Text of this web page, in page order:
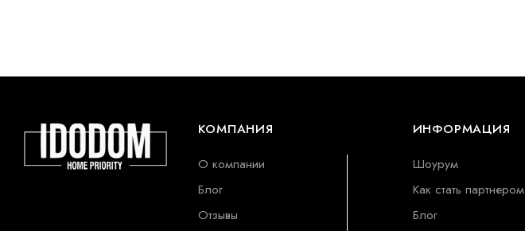
КОМПАНИЯ
О компании
Блог
Отзывы
ИНФОРМАЦИЯ
Шоурум
Как стать партнером
Блог